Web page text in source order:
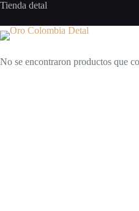
Saltar
contenido
Tienda detal
No se encontraron productos que